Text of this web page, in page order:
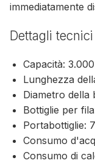
immediatamente
Dettagli tecnici
Capacità:
Lunghezza
Diametro della
Bottiglie per
Portabottiglie:
Consumo
Consumo di